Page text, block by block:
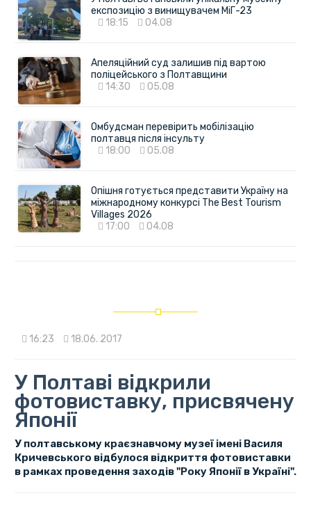
експозицію з винищувачем МіГ-23
18:15
04.08
Апеляційний суд залишив під вартою
поліцейського з Полтавщини
14:30
05.08
Омбудсман перевірить мобілізацію
полтавця після інсульту
18:00
05.08
Опішня готується представити Україну на
міжнародному конкурсі The Best Tourism
Villages 2026
17:00
04.08
16:23 18.06. 2017
У Полтаві відкрили
фотовиставку, присвячену
Японії
У полтавському краєзнавчому музеї імені Василя
Кричевського відбулося відкриття фотовиставки
в рамках проведення заходів "Року Японії в Україні".